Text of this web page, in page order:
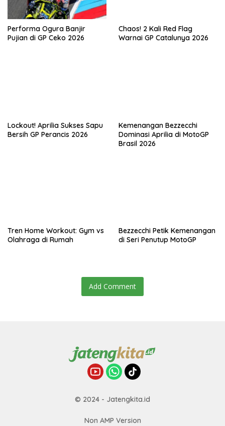
o
n
Performa Ogura Banjir
Pujian di GP Ceko 2026
Chaos! 2 Kali Red Flag
Warnai GP Catalunya 2026
Lockout! Aprilia Sukses Sapu
Bersih GP Perancis 2026
Kemenangan Bezzecchi
Dominasi Aprilia di MotoGP
Brasil 2026
Tren Home Workout: Gym vs
Olahraga di Rumah
Bezzecchi Petik Kemenangan
di Seri Penutup MotoGP
Add Comment
© 2024 - Jatengkita.id
Non AMP Version